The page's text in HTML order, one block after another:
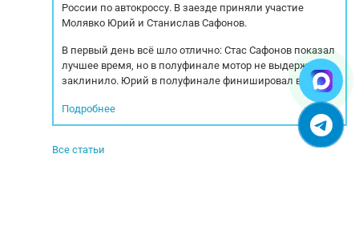
России по автокроссу. В заезде приняли участие
Молявко Юрий и Станислав Сафонов.
В первый день всё шло отлично: Стас Сафонов показал
лучшее время, но в полуфинале мотор не выдержал —
заклинило. Юрий в полуфинале финишировал вторым.
Подробнее
Все статьи